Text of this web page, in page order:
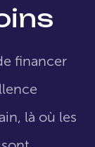
financer
là où les